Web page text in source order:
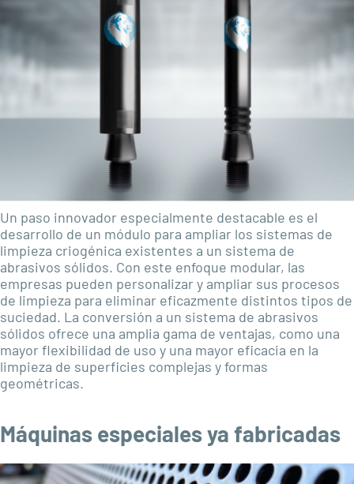
Un paso innovador especialmente destacable es el
desarrollo de un módulo para ampliar los sistemas de
limpieza criogénica existentes a un sistema de
abrasivos sólidos. Con este enfoque modular, las
empresas pueden personalizar y ampliar sus procesos
de limpieza para eliminar eficazmente distintos tipos de
suciedad. La conversión a un sistema de abrasivos
sólidos ofrece una amplia gama de ventajas, como una
mayor flexibilidad de uso y una mayor eficacia en la
limpieza de superficies complejas y formas
geométricas.
Máquinas especiales ya fabricadas